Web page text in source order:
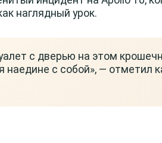
наглядный урок.
с дверью на этом
наедине с собой», — отметил